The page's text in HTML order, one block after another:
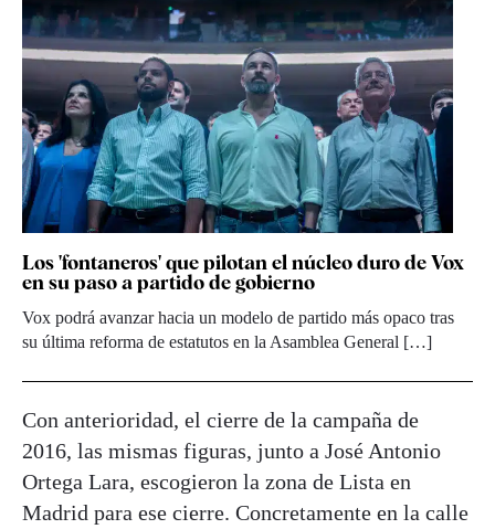
Los 'fontaneros' que pilotan el núcleo duro de Vox
en su paso a partido de gobierno
Vox podrá avanzar hacia un modelo de partido más opaco tras
su última reforma de estatutos en la Asamblea General […]
Con anterioridad, el cierre de la campaña de
2016, las mismas figuras, junto a José Antonio
Ortega Lara, escogieron la zona de Lista en
Madrid para ese cierre. Concretamente en la calle